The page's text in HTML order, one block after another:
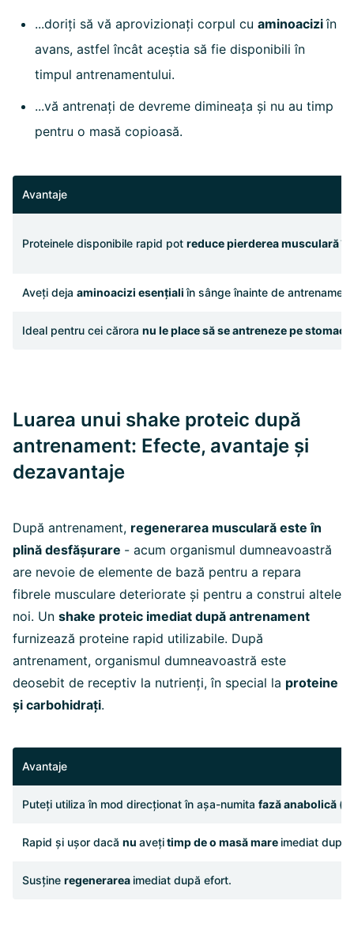
...doriți să vă aprovizionați corpul cu aminoaciziîn
avans, astfel încât aceștia să fie disponibili în
timpul antrenamentului.
...vă antrenați de devreme dimineața și nu au timp
pentru o masă copioasă.
Avantaje
Proteinele disponibile rapid pot reduce pierderea musculară
Aveți deja aminoacizi esențialiîn sânge înainte de
Ideal pentru cei cărora nu le place să se antreneze pe
Luarea unui shake proteic după
antrenament: Efecte, avantaje și
dezavantaje
După antrenament, regenerarea musculară este în
plină desfășurare - acum organismul dumneavoastră
are nevoie de elemente de bază pentru a repara
fibrele musculare deteriorate și pentru a construi altele
noi. Un shake proteic imediat după antrenament
furnizează proteine rapid utilizabile. După
antrenament, organismul dumneavoastră este
deosebit de receptiv la nutrienți, în special la proteine
și carbohidrați.
Avantaje
Puteți utiliza în mod direcționat în așa-numita fază anabolică
Rapid și ușor dacă nu avețitimp de o masă mare imediat după
Susține regenerarea imediat după efort.